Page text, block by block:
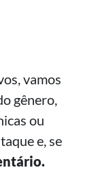
vamos
gênero,
ou
e, se